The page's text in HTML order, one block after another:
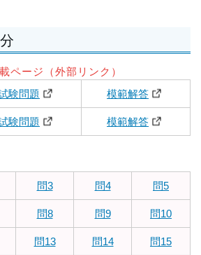
ページ（外部リンク）
験問題 模範解答
験問題 模範解答
問3 問4 問5
問8 問9 問10
問13 問14 問15